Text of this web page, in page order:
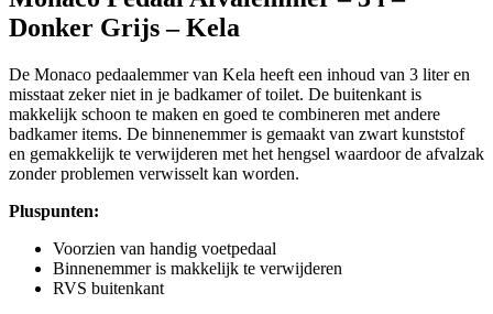
Donker Grijs – Kela
De Monaco pedaalemmer van Kela heeft een inhoud van 3 liter en
misstaat zeker niet in je badkamer of toilet. De buitenkant is
makkelijk schoon te maken en goed te combineren met andere
badkamer items. De binnenemmer is gemaakt van zwart kunststof
en gemakkelijk te verwijderen met het hengsel waardoor de afvalzak
zonder problemen verwisselt kan worden.
Pluspunten:
Voorzien van handig voetpedaal
Binnenemmer is makkelijk te verwijderen
RVS buitenkant